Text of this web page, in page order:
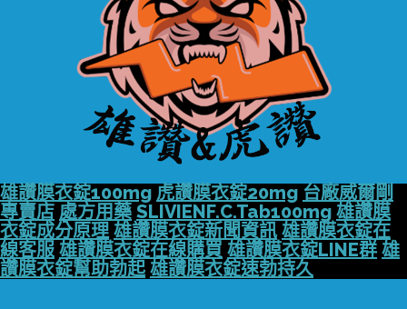
雄讚膜衣錠100mg 虎讚膜衣錠20mg 台廠威爾剛
專賣店 處方用藥 SLIVIENF.C.Tab100mg 雄讚膜
衣錠成分原理 雄讚膜衣錠新聞資訊 雄讚膜衣錠在
線客服 雄讚膜衣錠在線購買 雄讚膜衣錠LINE群 雄
讚膜衣錠幫助勃起 雄讚膜衣錠速勃持久